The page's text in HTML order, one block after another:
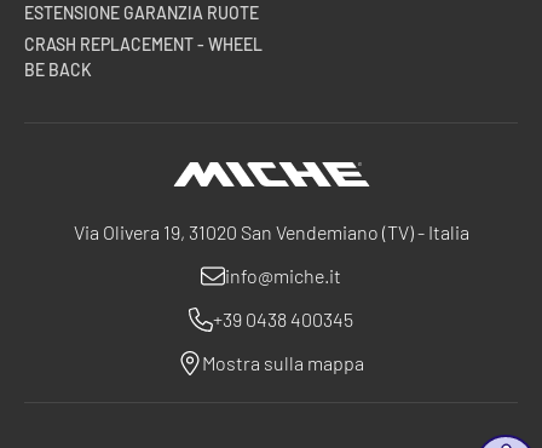
Via Olivera 19, 31020 San Vendemiano (TV) - Italia
info@miche.it
+39 0438 400345
Mostra sulla mappa
ESTENSIONE GARANZIA RUOTE
CRASH REPLACEMENT - WHEEL
BE BACK